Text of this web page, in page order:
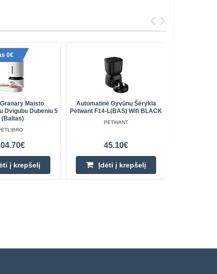
0€
Maisto
Dvigubu Dubeniu 5
(baltas)
į krepšelį
Automatinė Gyvūnų Šėrykla
Petwant F14-L(BAS) Wifi BLACK
PETWANT
45.10€
Įdėti į krepšelį